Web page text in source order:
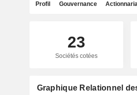
Profil Gouvernance
23
Sociétés cotées
Graphique Relationnel